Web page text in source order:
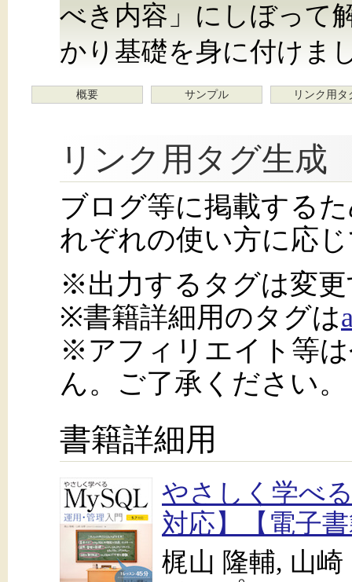
べき内容」にしぼって
かり基礎を身に付けま
概要 サンプル リンク用タ
リンク用タグ生成
ブログ等に掲載する
れぞれの使い方に応
※出力するタグは変
※書籍詳細用のタグは
※アフィリエイト等
ん。ご了承ください。
書籍詳細用
やさしく学べ
対応】【電子
梶山 隆輔, 山崎